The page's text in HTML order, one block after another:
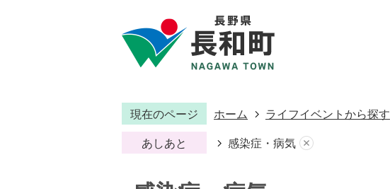
現在のページ ホーム ライフイベントから探す
あしあと 感染症・病気